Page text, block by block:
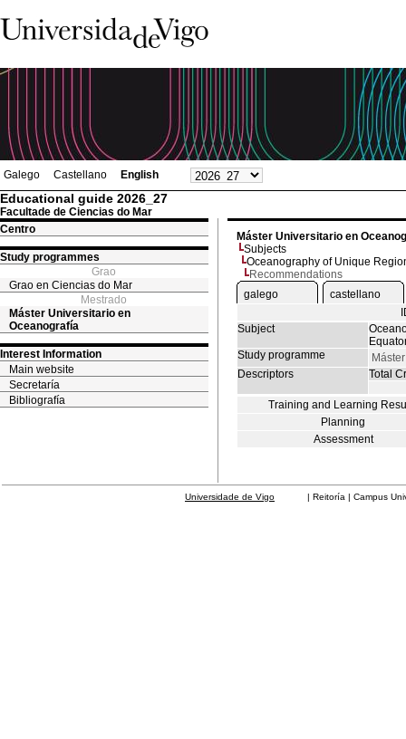
Galego Castellano English
Educational guide 2026_27
Facultade de Ciencias do Mar
Centro
Study programmes
Grao
Grao en Ciencias do Mar
Mestrado
Máster Universitario en
Oceanografía
Interest Information
Main website
Secretaría
Bibliografía
Máster Universitario en
Subjects
Oceanography of Unique
Recommendations
galego
castellano
Subject
Study programme
Descriptors
Total
Training and Learning
Planning
Assessment
Universidade de Vigo | Reitoría | Campus